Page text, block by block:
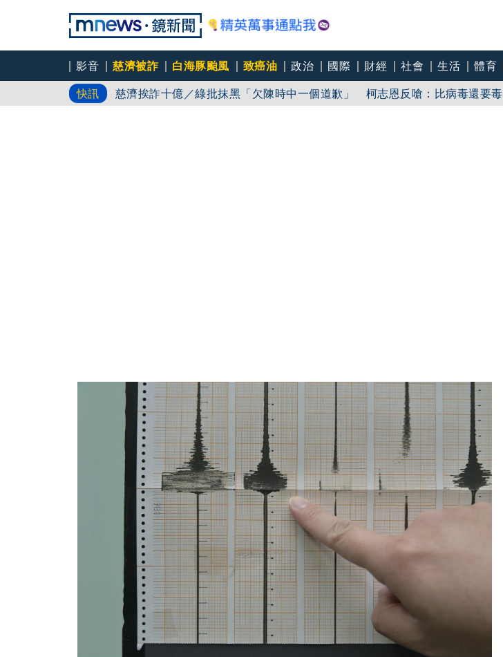
影音 慈濟被詐 白海豚颱風 致癌油 政治 國際 財經 社會 生活 體育
快訊
白海豚路徑又南修！ 海警範圍擴增到「東北部海面」
慈濟挨詐十億／綠批抹黑「欠陳時中一個道歉」 柯志恩反嗆：比病毒還要毒